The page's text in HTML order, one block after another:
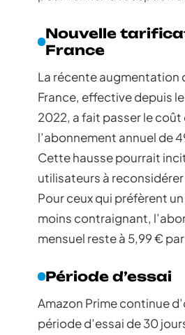
Nouvelle
France
La récente augmentation
France, effective depuis
2022, a fait passer le coût
l’abonnement annuel de
Cette hausse pourrait
utilisateurs à
Pour ceux qui préfèrent
moins contraignant,
mensuel reste à 5,99 €
Période d’essai
Amazon Prime continue
période d’essai de 30